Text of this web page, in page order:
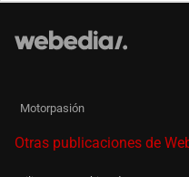
Motorpasión
Otras publicaciones de